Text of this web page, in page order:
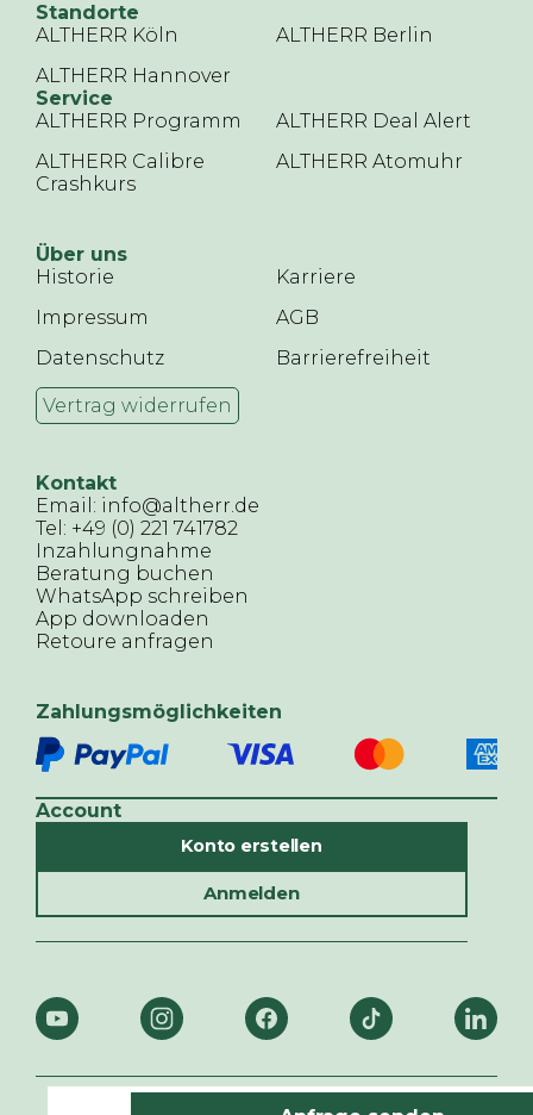
Standorte
ALTHERR Köln
ALTHERR Berlin
ALTHERR Hannover
Service
ALTHERR Programm
ALTHERR Deal Alert
ALTHERR Calibre
Crashkurs
ALTHERR Atomuhr
Über uns
Historie
Karriere
Impressum
AGB
Datenschutz
Barrierefreiheit
Vertrag widerrufen
Kontakt
Email: info@altherr.de
Tel: +49 (0) 221 741782
Inzahlungnahme
Beratung buchen
WhatsApp schreiben
App downloaden
Retoure anfragen
Zahlungsmöglichkeiten
Account
Konto erstellen
Anmelden